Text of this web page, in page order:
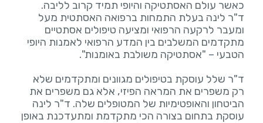
ד"ר לינה בעלת התמחות ברפואה האסתטית מעל
ומעבר לרקעה הרפואי ומציעה טיפולים אסתטיים
מתקדמים המשלבים בין המדע הרפואי לאמנות היופי
ד"ר שלל עוסקת בטיפולים מגוונים ומתקדמים שלא
רק משפרים את המראה הפיזי, אלא גם משפרים את
הביטחון והאופטימיות של המטופלים שלה. ד"ר לינה
עוסקת בתחום בצורה הכי מתקדמת ומתעדכנת באופן